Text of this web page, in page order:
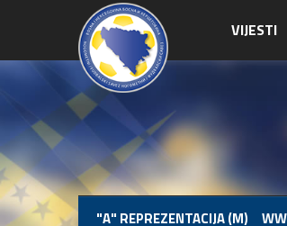
VIJESTI
"A" REPREZENTACIJA (M)